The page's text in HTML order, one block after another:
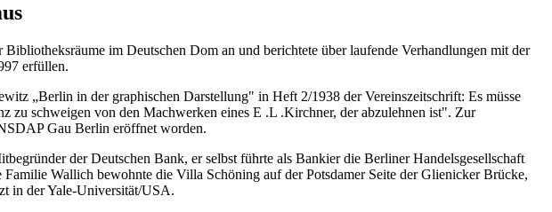
im Deutschen Dom an und berichtete über laufende Verhandlungen mit der
erfüllen.
„Berlin in der graphischen Darstellung" in Heft 2/1938 der Vereinszeitschrift: Es müsse
zu schweigen von den Machwerken eines E .L .Kirchner, der abzulehnen ist". Zur
Gau Berlin eröffnet worden.
der Deutschen Bank, er selbst führte als Bankier die Berliner Handelsgesellschaft
Wallich bewohnte die Villa Schöning auf der Potsdamer Seite der Glienicker Brücke,
in der Yale-Universität/USA.